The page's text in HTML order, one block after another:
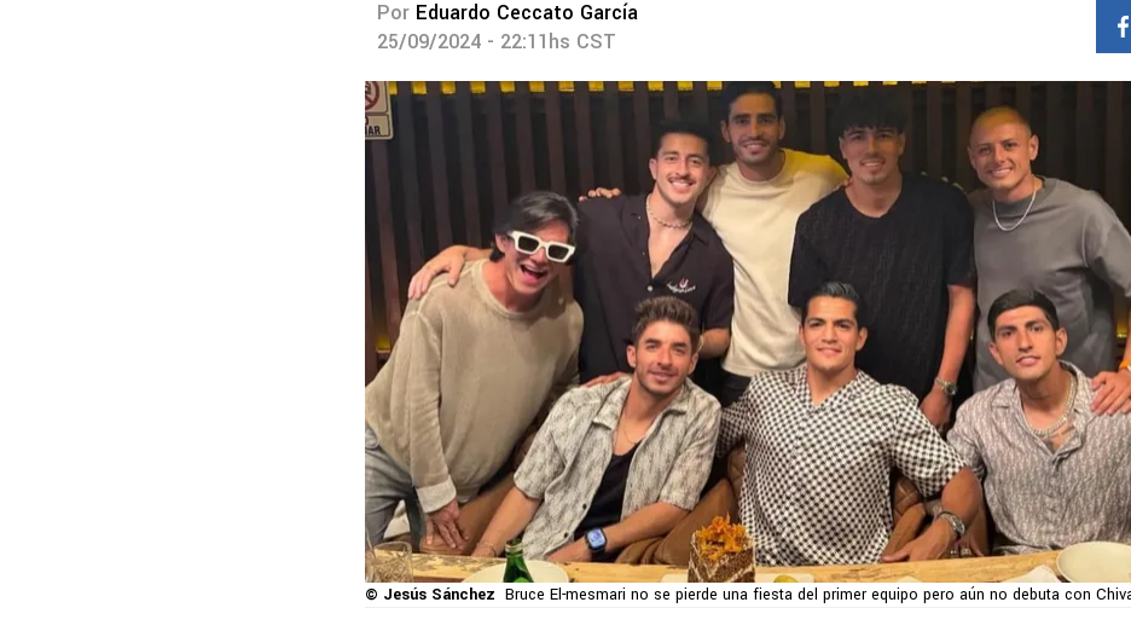
Por Eduardo Ceccato García
25/09/2024 - 22:11hs CST
© Jesús Sánchez Bruce El-mesmari no se pierde una fiesta del primer equipo pero aún no debuta con